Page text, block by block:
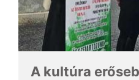
A kultúra